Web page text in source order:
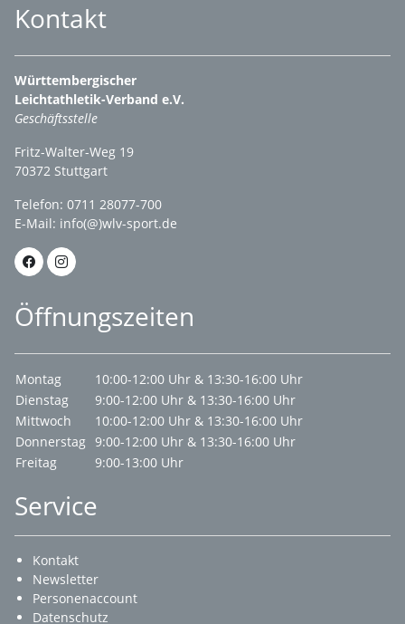
Kontakt
Württembergischer
Leichtathletik-Verband e.V.
Geschäftsstelle
Fritz-Walter-Weg 19
70372 Stuttgart
Telefon: 0711 28077-700
E-Mail: info(@)wlv-sport.de
Öffnungszeiten
Montag
10:00-12:00 Uhr & 13:30-16:00 Uhr
Dienstag
9:00-12:00 Uhr & 13:30-16:00 Uhr
Mittwoch
10:00-12:00 Uhr & 13:30-16:00 Uhr
Donnerstag 9:00-12:00 Uhr & 13:30-16:00 Uhr
Freitag
9:00-13:00 Uhr
Service
Kontakt
Newsletter
Personenaccount
Datenschutz